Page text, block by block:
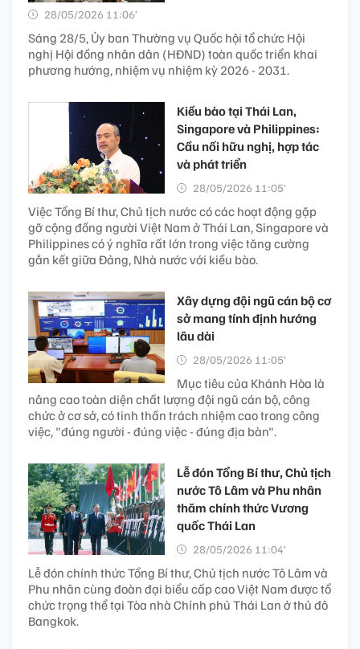
28/05/2026 11:06’
Sáng 28/5, Ủy ban Thường vụ Quốc hội tổ chức Hội
nghị Hội đồng nhân dân (HĐND) toàn quốc triển khai
phương hướng, nhiệm vụ nhiệm kỳ 2026 - 2031.
Kiều bào tại Thái Lan,
Singapore và Philippines:
Cầu nối hữu nghị, hợp tác
và phát triển
28/05/2026 11:05’
Việc Tổng Bí thư, Chủ tịch nước có các hoạt động gặp
gỡ cộng đồng người Việt Nam ở Thái Lan, Singapore và
Philippines có ý nghĩa rất lớn trong việc tăng cường
gắn kết giữa Đảng, Nhà nước với kiều bào.
Xây dựng đội ngũ cán bộ cơ
sở mang tính định hướng
lâu dài
28/05/2026 11:05’
Mục tiêu của Khánh Hòa là
nâng cao toàn diện chất lượng đội ngũ cán bộ, công
chức ở cơ sở, có tinh thần trách nhiệm cao trong công
việc, "đúng người - đúng việc - đúng địa bàn".
Lễ đón Tổng Bí thư, Chủ tịch
nước Tô Lâm và Phu nhân
thăm chính thức Vương
quốc Thái Lan
28/05/2026 11:04’
Lễ đón chính thức Tổng Bí thư, Chủ tịch nước Tô Lâm và
Phu nhân cùng đoàn đại biểu cấp cao Việt Nam được tổ
chức trọng thể tại Tòa nhà Chính phủ Thái Lan ở thủ đô
Bangkok.